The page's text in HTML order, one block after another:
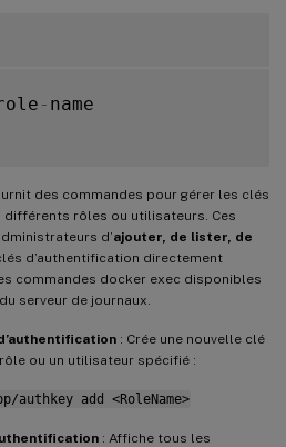
- name
des commandes pour gérer les clés
différents rôles ou utilisateurs. Ces
d’ajouter, de lister, de
d’authentification directement
commandes docker exec disponibles
serveur de journaux.
: Crée une nouvelle clé
ou un utilisateur spécifié :
add <RoleName>
: Affiche tous les